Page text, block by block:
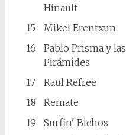
Hinault
15 Mikel Erentxun
16
Pablo Prisma y las
Pirámides
17
Raül Refree
18
Remate
19
Surfin' Bichos